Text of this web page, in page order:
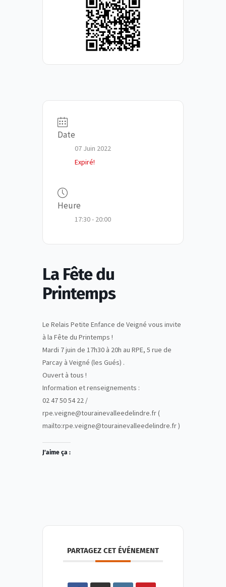
Date
07 Juin 2022
Expiré!
Heure
17:30 - 20:00
La Fête du
Printemps
Le Relais Petite Enfance de Veigné vous invite
à la Fête du Printemps !
Mardi 7 juin de 17h30 à 20h au RPE, 5 rue de
Parcay à Veigné (les Gués) .
Ouvert à tous !
Information et renseignements :
02 47 50 54 22 /
rpe.veigne@tourainevalleedelindre.fr (
mailto:rpe.veigne@tourainevalleedelindre.fr )
J’aime ça :
PARTAGEZ CET ÉVÉNEMENT